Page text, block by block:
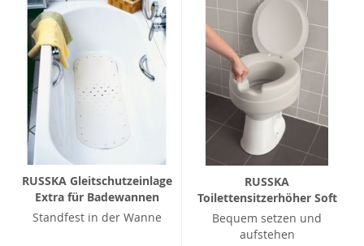
RUSSKA Gleitschutzeinlage
Extra für Badewannen
Standfest in der Wanne
RUSSKA
Toilettensitzerhöher Soft
Bequem setzen und
aufstehen